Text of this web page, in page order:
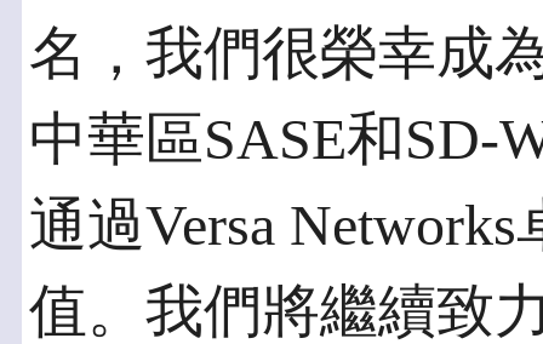
名，我們很榮幸成
中華區SASE和SD-
通過Versa
值。我們將繼續致